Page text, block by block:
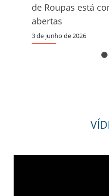
de Roupas está
abertas
3 de junho de 2026